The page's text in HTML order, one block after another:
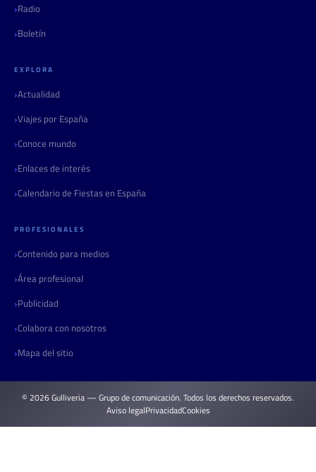
Radio
Boletín
EXPLORA
Actualidad
Viajes por España
Conoce mundo
Enlaces de interés
Calendario de Fiestas en España
PROFESIONALES
Contenido para medios
Área profesional
Publicidad
Colabora con nosotros
Mapa del sitio
© 2026 Gulliveria — Grupo de comunicación. Todos los derechos reservados.
Aviso legalPrivacidadCookies